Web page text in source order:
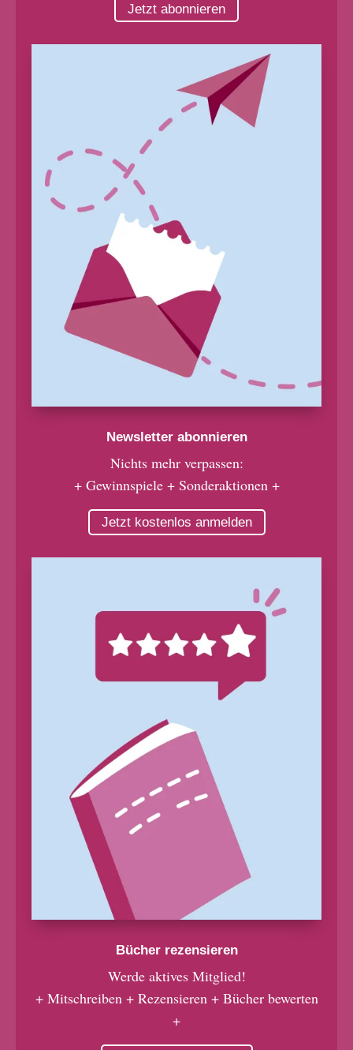
Jetzt abonnieren
Newsletter abonnieren
Nichts mehr verpassen:
+ Gewinnspiele + Sonderaktionen +
Jetzt kostenlos anmelden
Bücher rezensieren
Werde aktives Mitglied!
+ Mitschreiben + Rezensieren + Bücher bewerten
+